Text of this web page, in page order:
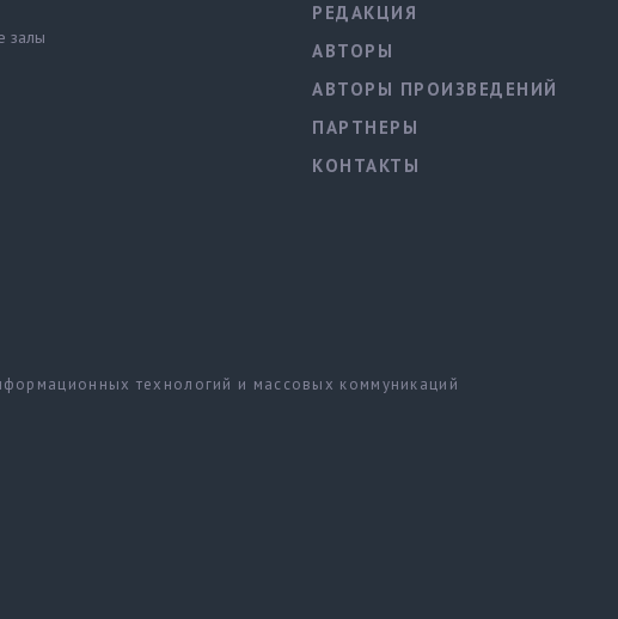
залы
РЕДАКЦИЯ
АВТОРЫ
АВТОРЫ ПРОИЗВЕДЕНИЙ
ПАРТНЕРЫ
КОНТАКТЫ
технологий и массовых коммуникаций